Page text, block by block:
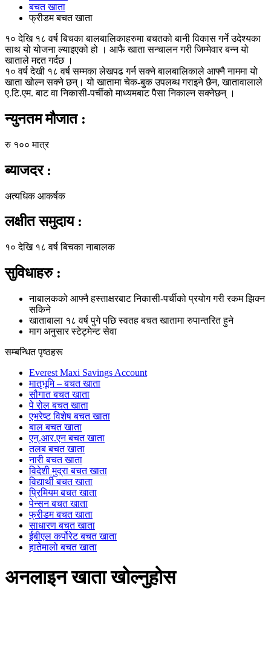
बचत खाता
फ्रीडम बचत खाता
१० देखि १८ वर्ष बिचका बालबालिकाहरुमा बचतको बानी विकास गर्ने उदेश्यका
साथ यो योजना ल्याइएको हो । आफै खाता सन्चालन गरी जिम्मेवार बन्न यो
खाताले मद्दत गर्दछ ।
१० वर्ष देखी १८ वर्ष सम्मका लेखपढ गर्न सक्ने बालबालिकाले आफ्नै नाममा यो
खाता खोल्न सक्ने छन्। यो खातामा चेक-बुक उपलब्ध गराइने छैन, खातावालाले
ए.टि.एम. बाट वा निकासी-पर्चीको माध्यमबाट पैसा निकाल्न सक्नेछन् ।
न्युनतम मौजात :
रु १०० मात्र
ब्याजदर :
अत्यधिक आकर्षक
लक्षीत समुदाय :
१० देखि १८ वर्ष बिचका नाबालक
सुविधाहरु :
नाबालकको आफ्नै हस्ताक्षरबाट निकासी-पर्चीको प्रयोग गरी रकम झिक्न
सकिने
खाताबाला १८ वर्ष पुगे पछि स्वतह बचत खातामा रुपान्तरित हुने
माग अनुसार स्टेट्मेन्ट सेवा
सम्बन्धित पृष्ठहरू
Everest Maxi Savings Account
मातृभूमि – बचत खाता
सौगात बचत खाता
पे रोल बचत खाता
एभरेष्ट विशेष बचत खाता
बाल बचत खाता
एन्.आर.एन बचत खाता
तलब बचत खाता
नारी बचत खाता
विदेशी मुद्रा बचत खाता
विद्यार्थी बचत खाता
प्रिमियम बचत खाता
पेन्सन बचत खाता
फ्रीडम बचत खाता
साधारण बचत खाता
ईबीएल कर्पोरेट बचत खाता
हातेमालो बचत खाता
अनलाइन खाता खोल्नुहोस